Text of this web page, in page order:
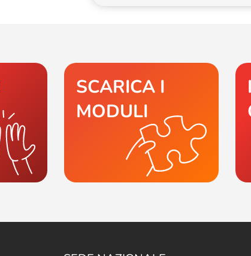
SCARICA I
MODULI